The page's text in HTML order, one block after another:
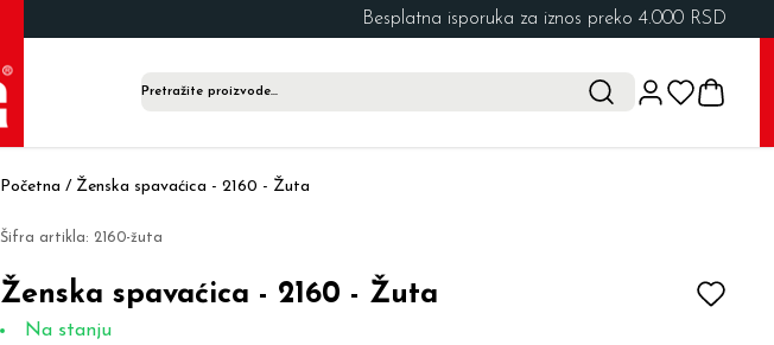
Besplatna isporuka za iznos preko 4.000 RSD
Početna / Ženska spavaćica - 2160 - Žuta
Šifra artikla: 2160-žuta
Ženska spavaćica - 2160 - Žuta
Na stanju